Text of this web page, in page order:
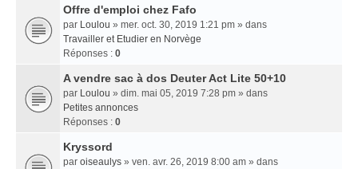
Offre d'emploi chez Fafo
par Loulou » mer. oct. 30, 2019 1:21 pm » dans
Travailler et Etudier en Norvège
Réponses : 0
A vendre sac à dos Deuter Act Lite 50+10
par Loulou » dim. mai 05, 2019 7:28 pm » dans
Petites annonces
Réponses : 0
Kryssord
par oiseaulys » ven. avr. 26, 2019 8:00 am » dans